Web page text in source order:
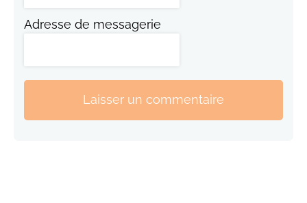
Adresse de messagerie
Laisser un commentaire